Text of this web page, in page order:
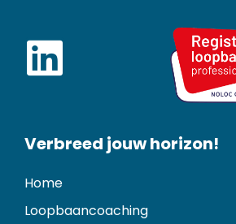
Verbreed jouw horizon!
Home
Loopbaancoaching